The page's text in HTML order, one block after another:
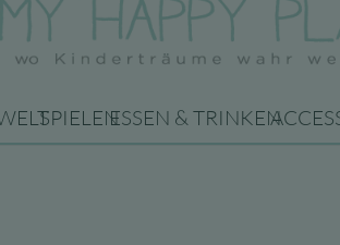
SPIELENESSEN & TRINKEN